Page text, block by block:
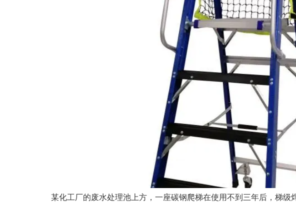
某化工厂的废水处理池上方，一座碳钢爬梯在使用不到三年后，梯